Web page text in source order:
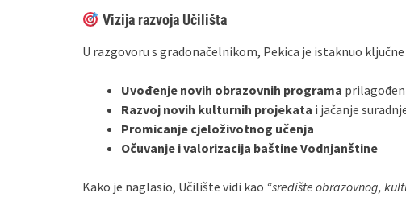
Vizija razvoja Učilišta
U razgovoru s gradonačelnikom, Pekica je istaknuo
Uvođenje novih obrazovnih programa
Razvoj novih kulturnih projekata i jačanje
Promicanje cjeloživotnog učenja
Očuvanje i valorizacija baštine Vodnjanštine
Kako je naglasio, Učilište vidi kao “središte obrazovnog,